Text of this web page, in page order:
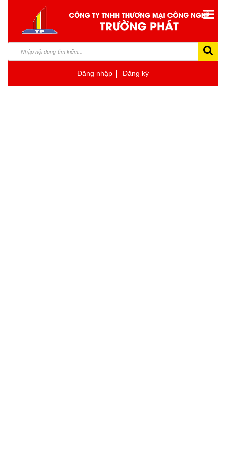
Đăng nhập Đăng ký